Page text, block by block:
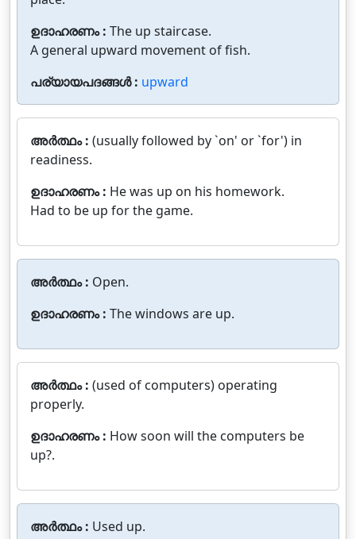
ഉദാഹരണം : The up staircase.
A general upward movement of fish.
പര്യായപദങ്ങൾ : upward
അർത്ഥം : (usually followed by `on' or `for') in
readiness.
ഉദാഹരണം : He was up on his homework.
Had to be up for the game.
അർത്ഥം : Open.
ഉദാഹരണം : The windows are up.
അർത്ഥം : (used of computers) operating
properly.
ഉദാഹരണം : How soon will the computers be
up?.
അർത്ഥം : Used up.